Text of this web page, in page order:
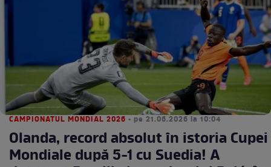
CAMPIONATUL MONDIAL 2026 • pe 21.06.2026 la 10:04
Olanda, record absolut în istoria Cupei
Mondiale după 5-1 cu Suedia! A